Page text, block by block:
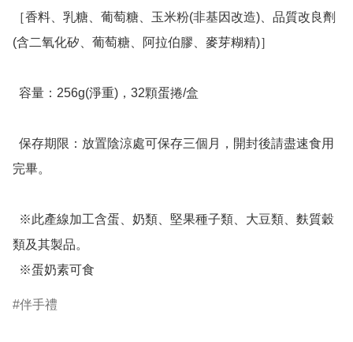
［香料、乳糖、葡萄糖、玉米粉(非基因改造)、品質改良劑
(含二氧化矽、葡萄糖、阿拉伯膠、麥芽糊精)］
完畢。
類及其製品。
  ※蛋奶素可食
伴手禮